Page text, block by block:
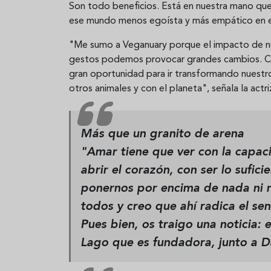
Son todo beneficios. Está en nuestra mano
ese mundo menos egoísta y más empático en
"Me sumo a Veganuary porque el impacto de
gestos podemos provocar grandes cambios.
gran oportunidad para ir transformando
otros animales y con el planeta", señala la
Más que un granito de arena
"Amar tiene que ver con la
abrir el corazón, con ser lo
ponernos por encima de nada ni
todos y creo que ahí radica el
Pues bien, os traigo una noticia:
Lago que es fundadora, junto a